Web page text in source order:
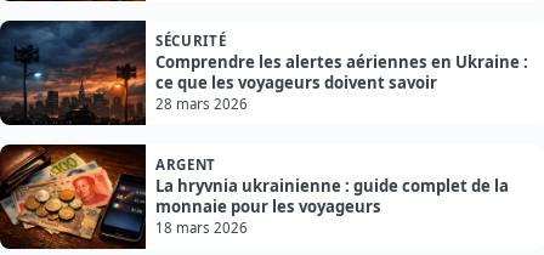
SÉCURITÉ
Comprendre les alertes aériennes en Ukraine :
ce que les voyageurs doivent savoir
28 mars 2026
ARGENT
La hryvnia ukrainienne : guide complet de la
monnaie pour les voyageurs
18 mars 2026